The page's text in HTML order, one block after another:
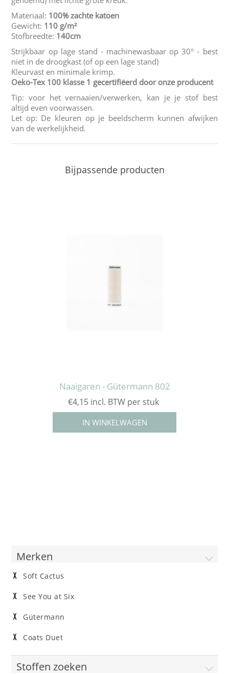
Materiaal: 100% zachte katoen
Gewicht: 110 g/m²
Stofbreedte: 140cm
Strijkbaar op lage stand - machinewasbaar op 30° - best
niet in de droogkast (of op een lage stand)
Kleurvast en minimale krimp.
Oeko-Tex 100 klasse 1 gecertifiëerd door onze producent
Tip: voor het vernaaien/verwerken, kan je je stof best
altijd even voorwassen.
Let op: De kleuren op je beeldscherm kunnen afwijken
van de werkelijkheid.
Bijpassende producten
Naaigaren - Gütermann 802
€4,15 incl. BTW per stuk
Merken
Soft Cactus
See You at Six
Gütermann
Coats Duet
Stoffen zoeken